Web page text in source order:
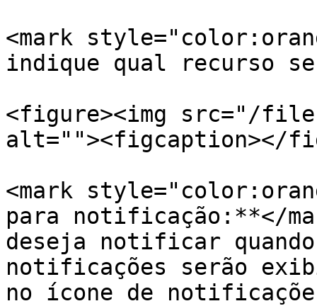
<mark
indique qual recurso
<figure><img src="/files/
alt=""><figcaption></
<mark
para notificação:**</
deseja notificar
notificações serão
no ícone de